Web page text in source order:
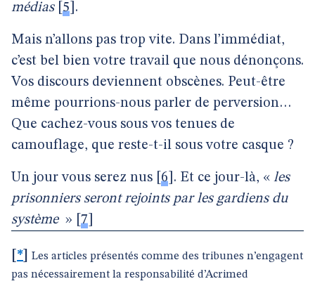
médias[ 5 .
Mais n’allons pas trop vite. Dans l’immédiat,
c’est bel bien votre travail que nous dénonçons.
Vos discours deviennent obscènes. Peut-être
même pourrions-nous parler de perversion…
Que cachez-vous sous vos tenues de
camouflage, que reste-t-il sous votre casque ?
Un jour vous serez nus 6 . Et ce jour-là, « les
prisonniers seront rejoints par les gardiens du
système » 7
*
Les articles présentés comme des tribunes n’engagent
pas nécessairement la responsabilité d’Acrimed